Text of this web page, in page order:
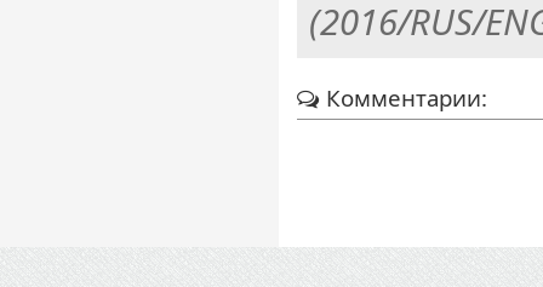
(2016/RUS/
Комментарии: